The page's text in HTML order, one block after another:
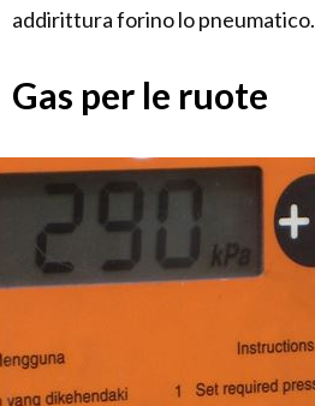
addirittura forino lo pneumatico.
Gas per le ruote